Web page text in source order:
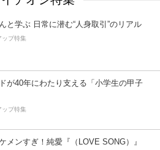
と学ぶ 日常に潜む“人身取引”のリアル
ップ特集
が40年にわたり支える「小学生の甲子
ップ特集
メンすぎ！純愛『（LOVE SONG）』